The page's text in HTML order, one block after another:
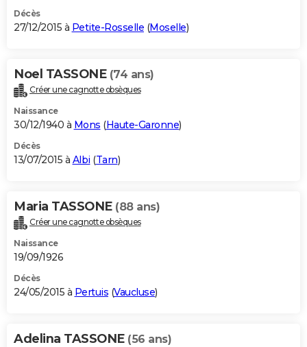
Décès
27/12/2015 à Petite-Rosselle (Moselle)
Noel TASSONE (74 ans)
Créer une cagnotte obsèques
Naissance
30/12/1940 à Mons (Haute-Garonne)
Décès
13/07/2015 à Albi (Tarn)
Maria TASSONE (88 ans)
Créer une cagnotte obsèques
Naissance
19/09/1926
Décès
24/05/2015 à Pertuis (Vaucluse)
Adelina TASSONE (56 ans)